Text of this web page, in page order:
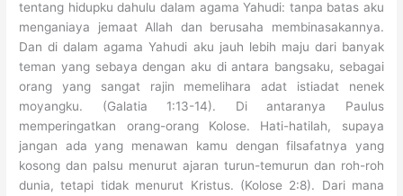
tentang hidupku dahulu dalam agama Yahudi: tanpa batas aku
menganiaya jemaat Allah dan berusaha membinasakannya.
Dan di dalam agama Yahudi aku jauh lebih maju dari banyak
teman yang sebaya dengan aku di antara bangsaku, sebagai
orang yang sangat rajin memelihara adat istiadat nenek
moyangku. (Galatia 1:13-14). Di antaranya Paulus
memperingatkan orang-orang Kolose. Hati-hatilah, supaya
jangan ada yang menawan kamu dengan filsafatnya yang
kosong dan palsu menurut ajaran turun-temurun dan roh-roh
dunia, tetapi tidak menurut Kristus. (Kolose 2:8). Dari mana